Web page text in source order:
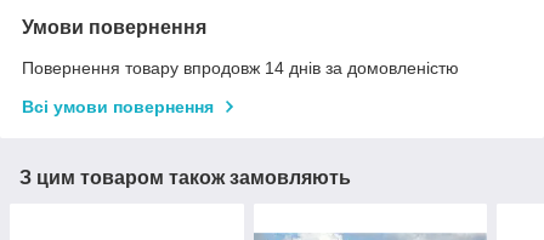
Умови повернення
Повернення товару впродовж 14 днів за домовленістю
Всі умови повернення
З цим товаром також замовляють